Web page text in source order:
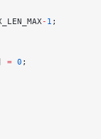
- 1 ;
= 0 ;